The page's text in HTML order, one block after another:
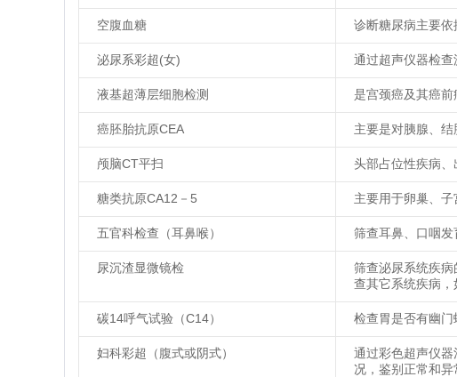
空腹血糖 诊断糖尿病主要
泌尿系彩超(女) 通过超声仪器检查
液基超薄层细胞检测 是宫颈癌及其癌
癌胚胎抗原CEA 主要是对胰腺、结
颅脑CT平扫 头部占位性疾病
糖类抗原CA12－5 主要用于卵巢、
五官科检查（耳鼻喉） 筛查耳鼻、口咽
尿沉渣显微镜检
筛查泌尿系统疾
查其它系统疾病
碳14呼气试验（C14） 检查胃是否有幽
妇科彩超（腹式或阴式）
通过彩色超声仪
况，鉴别正常和异